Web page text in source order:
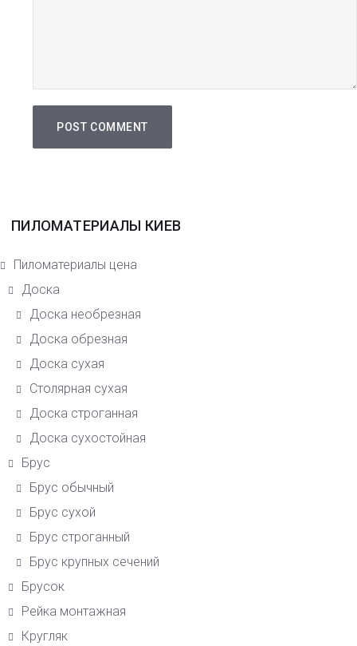
ПИЛОМАТЕРИАЛЫ КИЕВ
Пиломатериалы цена
Доска
Доска необрезная
Доска обрезная
Доска сухая
Столярная сухая
Доска строганная
Доска сухостойная
Брус
Брус обычный
Брус сухой
Брус строганный
Брус крупных сечений
Брусок
Рейка монтажная
Кругляк